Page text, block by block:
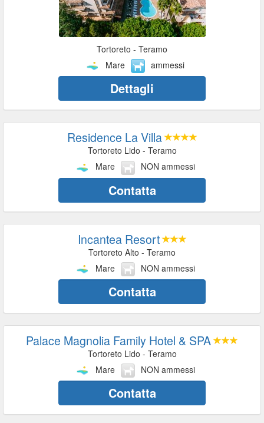
Tortoreto - Teramo
Mare
ammessi
Dettagli
Residence La Villa
Tortoreto Lido - Teramo
Mare
NON ammessi
Contatta
Incantea Resort
Tortoreto Alto - Teramo
Mare
NON ammessi
Contatta
Palace Magnolia Family Hotel & SPA
Tortoreto Lido - Teramo
Mare
NON ammessi
Contatta